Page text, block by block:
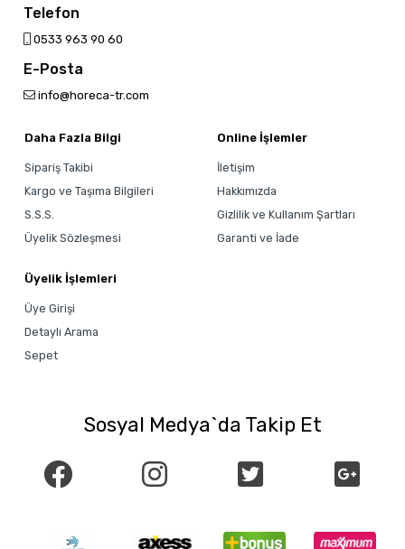
Telefon
0533 963 90 60
E-Posta
info@horeca-tr.com
Daha Fazla Bilgi
Sipariş Takibi
Kargo ve Taşıma Bilgileri
S.S.S.
Üyelik Sözleşmesi
Online İşlemler
İletişim
Hakkımızda
Gizlilik ve Kullanım Şartları
Garanti ve İade
Üyelik İşlemleri
Üye Girişi
Detaylı Arama
Sepet
Sosyal Medya`da Takip Et